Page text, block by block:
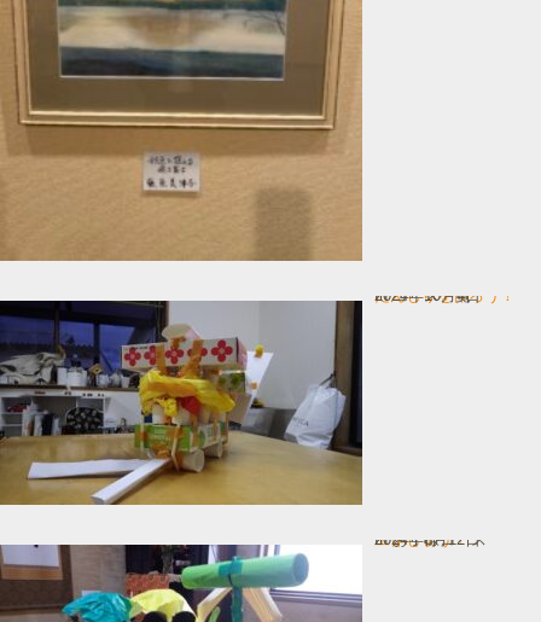
だんじりを作ろう！
In コース一覧
2024年10月4日
工作しょう！
In お子様コース
2024年8月12日